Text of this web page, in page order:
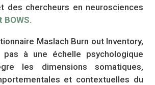
des chercheurs en neurosciences
Maslach Burn out Inventory,
à une échelle psychologique
les dimensions somatiques,
et contextuelles du